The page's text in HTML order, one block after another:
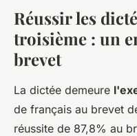
Maîtrisez la
entraînez-
Réussir les
troisième : un
brevet
La dictée demeure
de français au brevet
réussite de 87,8% au